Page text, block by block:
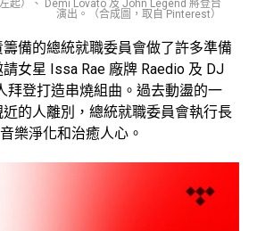
起）、 Demi Lovato 及 John Legend 將登台
演出。（合成圖，取自 Pinterest）
備的總統就職委員會做了許多準備
女星 Issa Rae 廠牌 Raedio 及 DJ
拜登打造串燒組曲。過去動盪的一
的人離別，總統就職委員會執行長
樂淨化和治癒人心。